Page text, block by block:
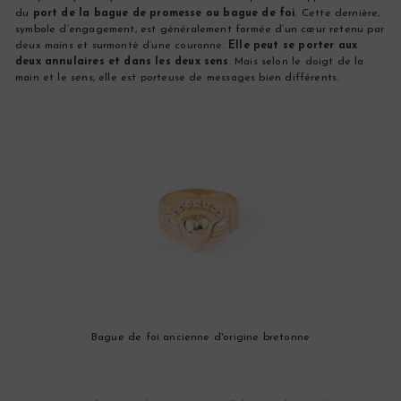
du port de la bague de promesse ou bague de foi. Cette dernière,
symbole d’engagement, est généralement formée d’un cœur retenu par
deux mains et surmonté d’une couronne. Elle peut se porter aux
deux annulaires et dans les deux sens. Mais selon le doigt de la
main et le sens, elle est porteuse de messages bien différents.
Bague de foi ancienne d'origine bretonne